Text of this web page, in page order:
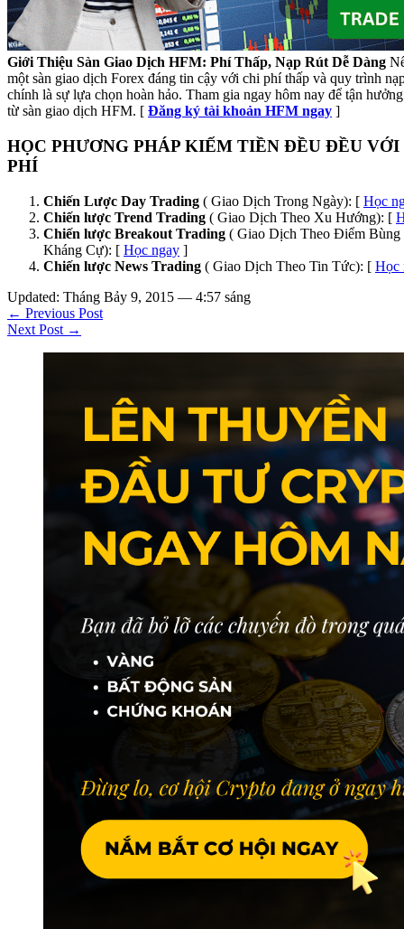
Giới Thiệu Sàn Giao Dịch HFM: Phí Thấp, Nạp Rút Dễ Dàng
một sàn giao dịch Forex đáng tin cậy với chi phí thấp và quy trình
chính là sự lựa chọn hoàn hảo. Tham gia ngay hôm nay để tận
từ sàn giao dịch HFM. [ Đăng ký tài khoản HFM ngay ]
HỌC PHƯƠNG PHÁP KIẾM TIỀN ĐỀU ĐỀU
PHÍ
Chiến Lược Day Trading ( Giao Dịch Trong Ngày): [ Học
Chiến lược Trend Trading ( Giao Dịch Theo Xu Hướng): [
Chiến lược Breakout Trading ( Giao Dịch Theo Điểm Bùng
Kháng Cự): [ Học ngay ]
Chiến lược News Trading ( Giao Dịch Theo Tin Tức): [ Học
Updated: Tháng Bảy 9, 2015 — 4:57 sáng
← Previous Post
Next Post →